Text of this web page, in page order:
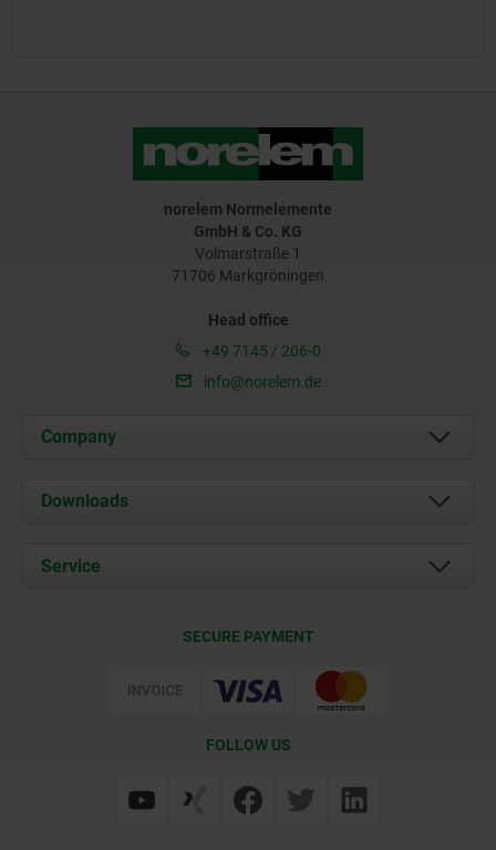
norelem Normelemente
GmbH & Co. KG
Volmarstraße 1
71706 Markgröningen
Head office
+49 7145 / 206-0
info@norelem.de
Company
About us
Career
Downloads
Service
Web Support
SECURE PAYMENT
FOLLOW US